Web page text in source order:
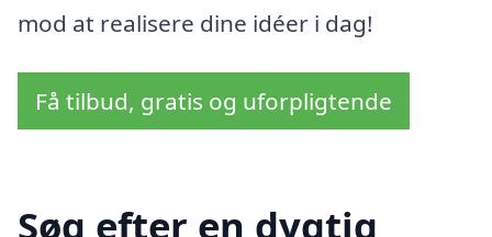
mod at realisere dine idéer i dag!
Få tilbud, gratis og uforpligtende
Søg efter en dygtig